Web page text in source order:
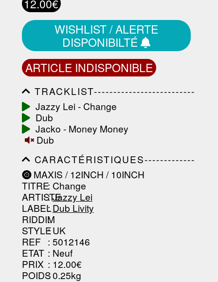
12.00€
WISHLIST / ALERTE
DISPONIBILTÉ
ARTICLE INDISPONIBLE
TRACKLIST--------------------------
-----------------------------------------
-----------------------------------------
-----------------------------------------
-----------------------------------------
-------------------
Jazzy Lei - Change
Dub
Jacko - Money Money
Dub
CARACTÉRISTIQUES-------------
-----------------------------------------
-----------------------------------------
-----------------------------------------
-----------------------------------------
--------------------------------
MAXIS / 12INCH / 10INCH
TITRE: Change
ARTISTE
:Jazzy Lei
LABEL
:Dub Livity
RIDDIM
:
STYLE: UK
REF : 5012146
ETAT : Neuf
PRIX : 12.00€
POIDS: 0.25kg